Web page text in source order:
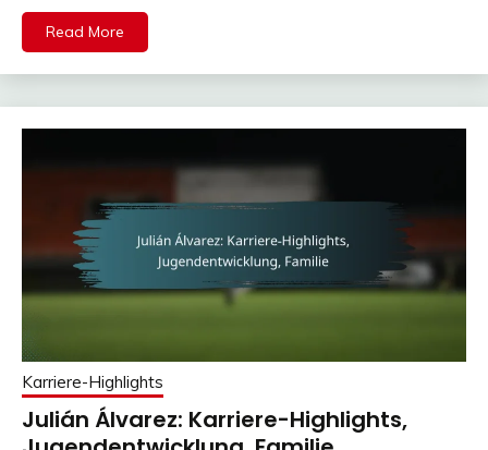
Read More
Karriere-Highlights
Julián Álvarez: Karriere-Highlights,